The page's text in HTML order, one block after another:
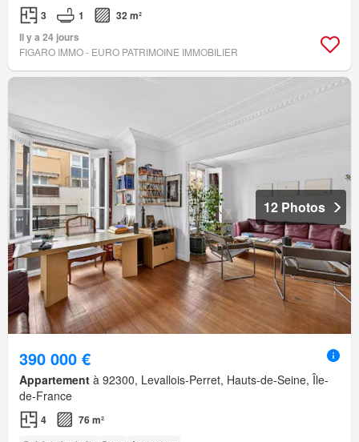
3 1
32 m²
Il y a 24 jours
FIGARO IMMO - EURO PATRIMOINE IMMOBILIER
12 Photos
390 000 €
Appartement à 92300, Levallois-Perret, Hauts-de-Seine, Île-
de-France
4 76 m²